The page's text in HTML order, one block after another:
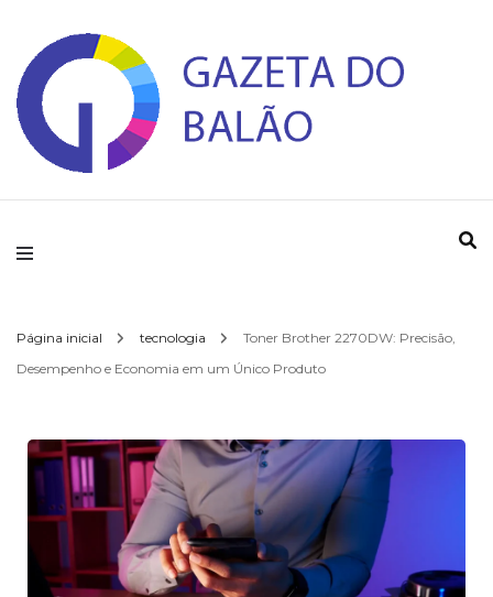
Gazeta do Balao
Página inicial tecnologia
Toner Brother 2270DW: Precisão,
Desempenho e Economia em um Único Produto